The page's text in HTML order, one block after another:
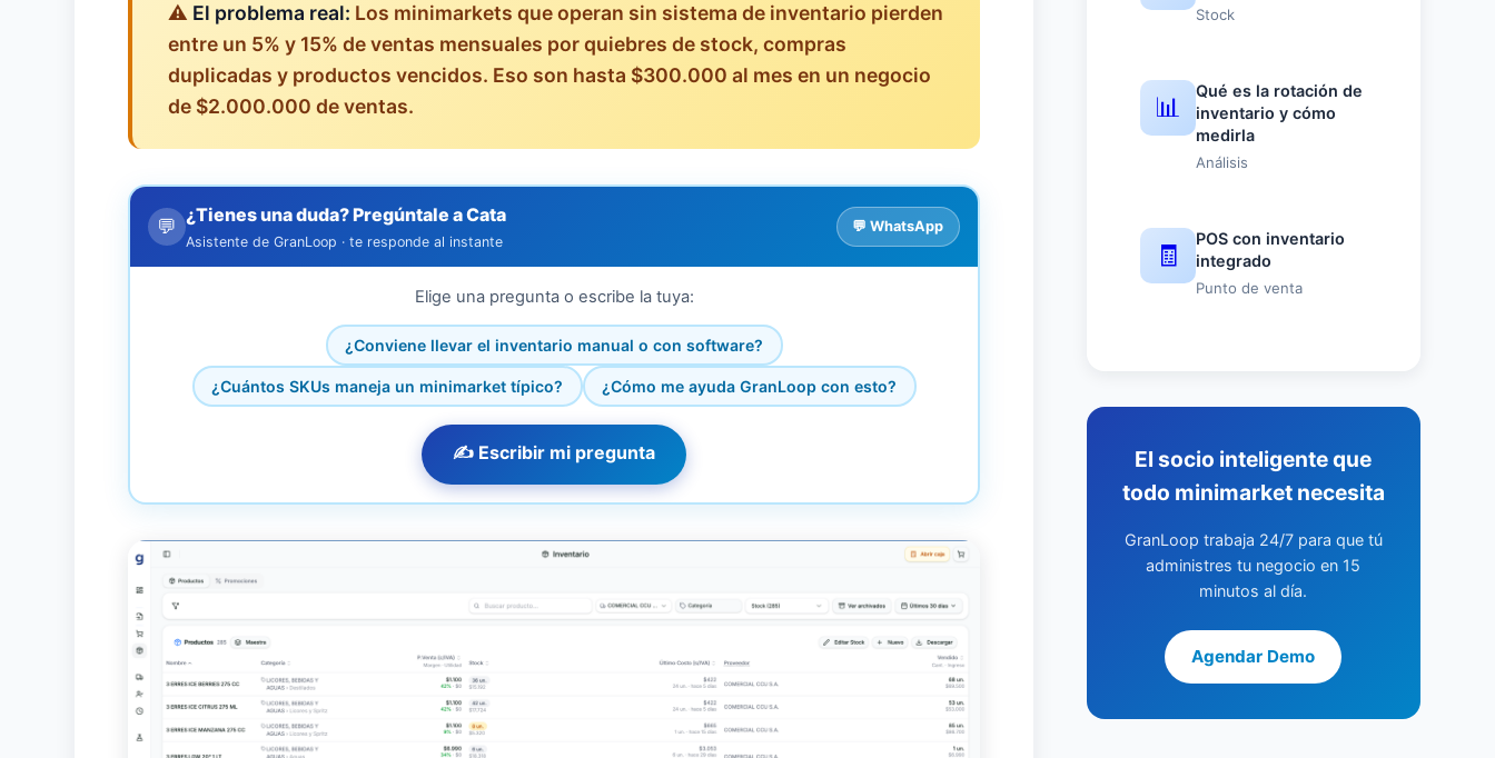
⚠️ El problema real: Los minimarkets que operan sin sistema de inventario pierden
entre un 5% y 15% de ventas mensuales por quiebres de stock, compras
duplicadas y productos vencidos. Eso son hasta $300.000 al mes en un negocio
de $2.000.000 de ventas.
💬 ¿Tienes una duda? Pregúntale a Cata
Asistente de GranLoop · te responde al instante
💬 WhatsApp
Elige una pregunta o escribe la tuya:
¿Conviene llevar el inventario manual o con software?
¿Cuántos SKUs maneja un minimarket típico? ¿Cómo me ayuda GranLoop con esto?
✍️ Escribir mi pregunta
Stock
📊
Qué es la rotación de
inventario y cómo
medirla
Análisis
🧾
POS con inventario
integrado
Punto de venta
El socio inteligente que
todo minimarket necesita
GranLoop trabaja 24/7 para que tú
administres tu negocio en 15
minutos al día.
Agendar Demo